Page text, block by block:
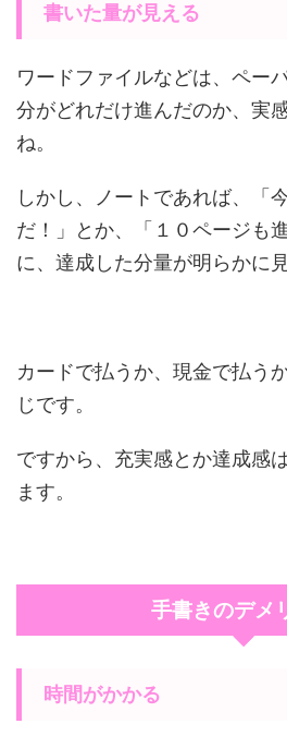
書いた量が見える
ワードファイルなどは、ペー
分がどれだけ進んだのか、実
ね。
しかし、ノートであれば、「
だ！」とか、「１０ページも
に、達成した分量が明らかに見
カードで払うか、現金で払う
じです。
ですから、充実感とか達成感
ます。
手書きのデメ
時間がかかる